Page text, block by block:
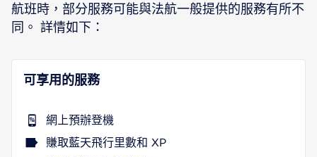
航班時，部分服務可能與法航一般提供的服務有所不
同。 詳情如下：
可享用的服務
網上預辦登機
賺取藍天飛行里數和 XP